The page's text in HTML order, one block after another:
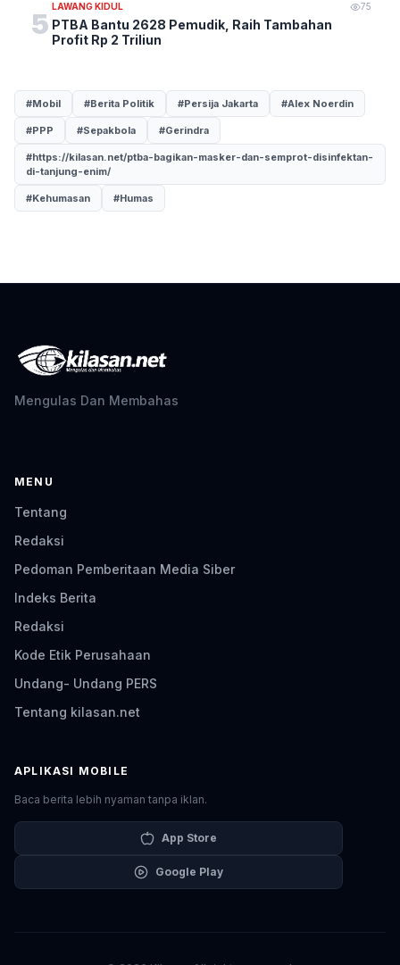
5
LAWANG KIDUL 75
PTBA Bantu 2628 Pemudik, Raih Tambahan
Profit Rp 2 Triliun
#Mobil #Berita Politik #Persija Jakarta #Alex Noerdin
#PPP #Sepakbola #Gerindra
#https://kilasan.net/ptba-bagikan-masker-dan-semprot-disinfektan-
di-tanjung-enim/
#Kehumasan #Humas
Mengulas Dan Membahas
MENU
Tentang
Redaksi
Pedoman Pemberitaan Media Siber
Indeks Berita
Redaksi
Kode Etik Perusahaan
Undang- Undang PERS
Tentang kilasan.net
APLIKASI MOBILE
Baca berita lebih nyaman tanpa iklan.
App Store
Google Play